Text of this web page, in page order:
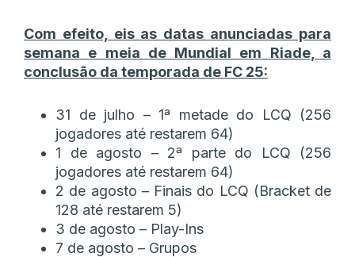
Com efeito, eis as datas anunciadas para
semana e meia de Mundial em Riade, a
conclusão da temporada de FC 25:
31 de julho – 1ª metade do LCQ (256
jogadores até restarem 64)
1 de agosto – 2ª parte do LCQ (256
jogadores até restarem 64)
2 de agosto – Finais do LCQ (Bracket de
128 até restarem 5)
3 de agosto – Play-Ins
7 de agosto – Grupos